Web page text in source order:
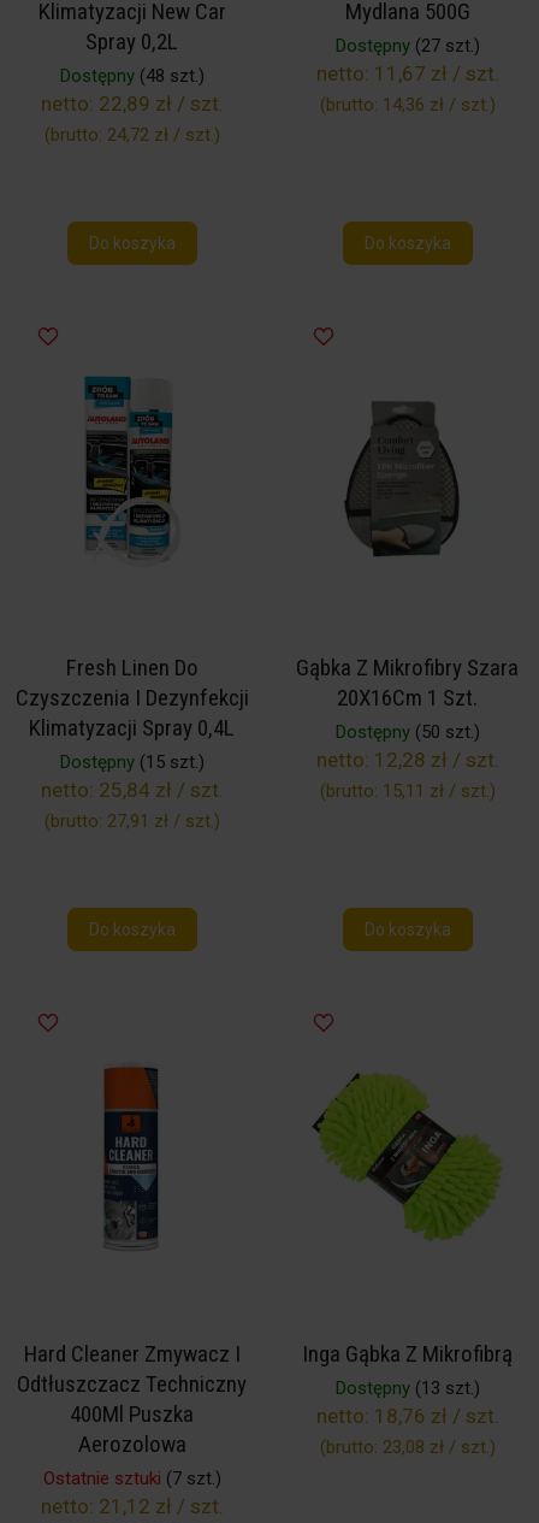
Klimatyzacji New Car
Spray 0,2L
Dostępny(48 szt.)
netto: 22,89 zł / szt.
(brutto: 24,72 zł / szt.)
Do koszyka
Mydlana 500G
Dostępny(27 szt.)
netto: 11,67 zł / szt.
(brutto: 14,36 zł / szt.)
Do koszyka
Fresh Linen Do
Czyszczenia I Dezynfekcji
Klimatyzacji Spray 0,4L
Dostępny(15 szt.)
netto: 25,84 zł / szt.
(brutto: 27,91 zł / szt.)
Do koszyka
Gąbka Z Mikrofibry Szara
20X16Cm 1 Szt.
Dostępny(50 szt.)
netto: 12,28 zł / szt.
(brutto: 15,11 zł / szt.)
Do koszyka
Hard Cleaner Zmywacz I
Odtłuszczacz Techniczny
400Ml Puszka
Aerozolowa
Ostatnie sztuki (7 szt.)
netto: 21,12 zł / szt.
Inga Gąbka Z Mikrofibrą
Dostępny(13 szt.)
netto: 18,76 zł / szt.
(brutto: 23,08 zł / szt.)